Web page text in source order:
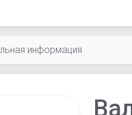
информация